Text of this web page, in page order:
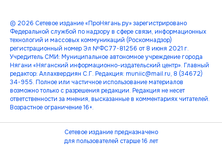
© 2026 Сетевое издание «ПроНягань.ру» зарегистрировано
Федеральной службой по надзору в сфере связи, информационных
технологий и массовых коммуникаций (Роскомнадзор)
регистрационный номер Эл №ФС77-81256 от 8 июня 2021 г.
Учредитель СМИ: Муниципальное автономное учреждение города
Нягани «Няганский информационно-издательский центр». Главный
редактор: Аллахвердиян С.Г. Редакция: muniic@mail.ru, 8 (34672)
34-955. Полное или частичное использование материалов
возможно только с разрешения редакции. Редакция не несет
ответственности за мнения, высказанные в комментариях читателей.
Возрастное ограничение 16+.
Сетевое издание предназначено
для пользователей старше 16 лет